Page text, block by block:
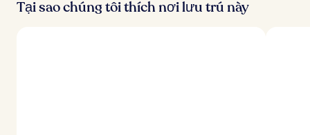
Tại sao chúng tôi thích nơi lưu trú này